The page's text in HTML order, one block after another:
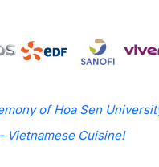
of Hoa Sen
Vietnamese Cuisine!